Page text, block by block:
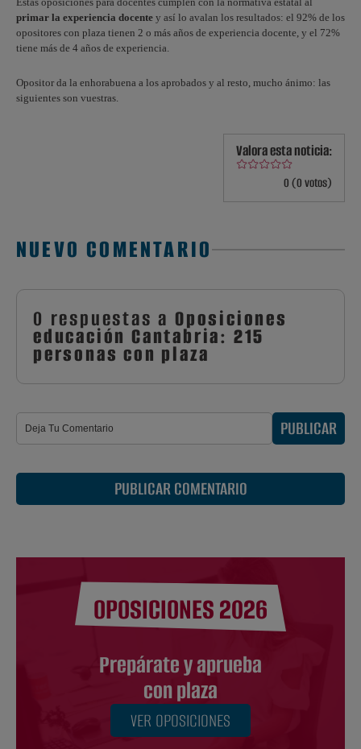
primar la experiencia docente y así lo avalan los resultados: el 92% de los
opositores con plaza tienen 2 o más años de experiencia docente, y el 72%
tiene más de 4 años de experiencia.
Opositor da la enhorabuena a los aprobados y al resto, mucho ánimo: las
siguientes son vuestras.
Valora esta noticia:
0 (0 votos)
NUEVO COMENTARIO
0 respuestas a Oposiciones
educación Cantabria: 215
personas con plaza
PUBLICAR
PUBLICAR COMENTARIO
OPOSICIONES 2026
Prepárate y aprueba
con plaza
VER OPOSICIONES